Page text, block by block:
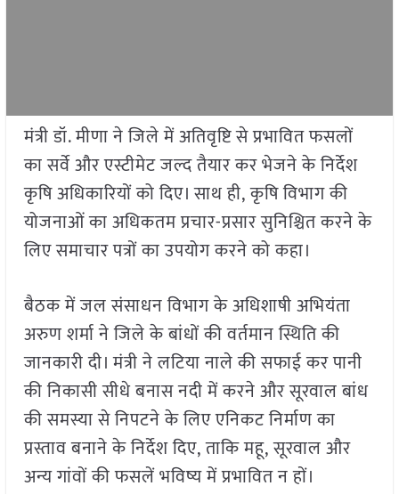
मंत्री डॉ. मीणा ने जिले में अतिवृष्टि से प्रभावित फसलों
का सर्वे और एस्टीमेट जल्द तैयार कर भेजने के निर्देश
कृषि अधिकारियों को दिए। साथ ही, कृषि विभाग की
योजनाओं का अधिकतम प्रचार-प्रसार सुनिश्चित करने के
लिए समाचार पत्रों का उपयोग करने को कहा।
बैठक में जल संसाधन विभाग के अधिशाषी अभियंता
अरुण शर्मा ने जिले के बांधों की वर्तमान स्थिति की
जानकारी दी। मंत्री ने लटिया नाले की सफाई कर पानी
की निकासी सीधे बनास नदी में करने और सूरवाल बांध
की समस्या से निपटने के लिए एनिकट निर्माण का
प्रस्ताव बनाने के निर्देश दिए, ताकि महू, सूरवाल और
अन्य गांवों की फसलें भविष्य में प्रभावित न हों।